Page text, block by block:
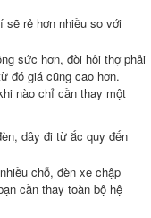
sẽ rẻ hơn nhiều so với
sức hơn, đòi hỏi thợ phải
đó giá cũng cao hơn.
nào chỉ cần thay một
dây đi từ ắc quy đến
chỗ, đèn xe chập
cần thay toàn bộ hệ